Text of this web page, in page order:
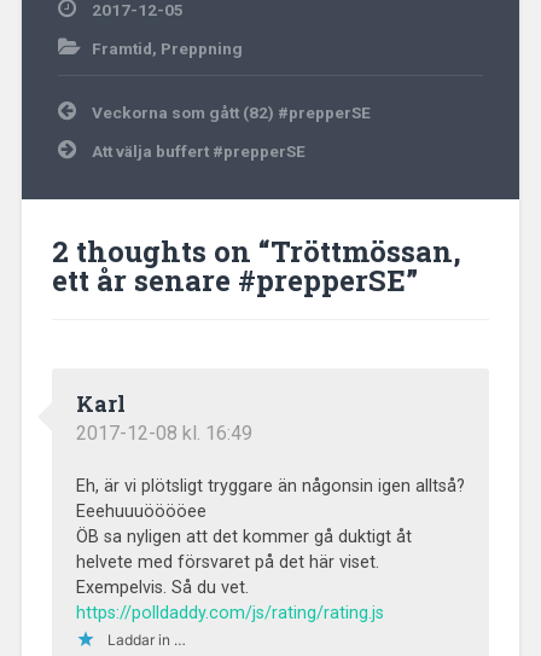
2017-12-05
Framtid, Preppning
Inläggsnavigering
Veckorna som gått (82) #prepperSE
Att välja buffert #prepperSE
2 thoughts on “Tröttmössan,
ett år senare #prepperSE”
Karl
2017-12-08 kl. 16:49
Eh, är vi plötsligt tryggare än någonsin igen alltså?
Eeehuuuööööee
ÖB sa nyligen att det kommer gå duktigt åt
helvete med försvaret på det här viset.
Exempelvis. Så du vet.
https://polldaddy.com/js/rating/rating.js
Laddar in …